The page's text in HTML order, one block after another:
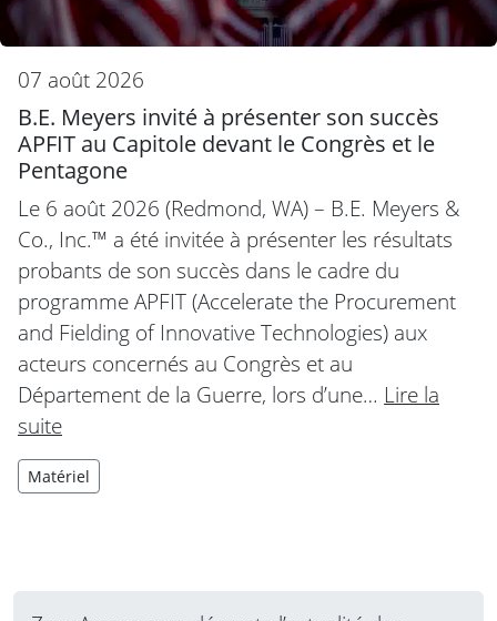
07 août 2026
B.E. Meyers invité à présenter son succès
APFIT au Capitole devant le Congrès et le
Pentagone
Le 6 août 2026 (Redmond, WA) – B.E. Meyers &
Co., Inc.™ a été invitée à présenter les résultats
probants de son succès dans le cadre du
programme APFIT (Accelerate the Procurement
and Fielding of Innovative Technologies) aux
acteurs concernés au Congrès et au
Département de la Guerre, lors d’une… Lire la
suite
Matériel